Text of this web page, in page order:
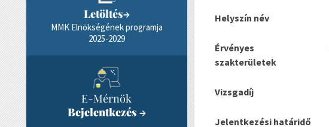
Letöltés→
MMK Elnökségének programja
2025-2029
E-Mérnök
Bejelentkezés →
Helyszín név
Érvényes
szakterületek
Vizsgadíj
Jelentkezési határidő